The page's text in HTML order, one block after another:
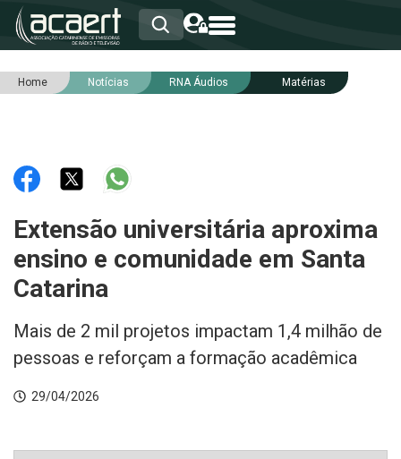
HOME
RNA
NOTÍCIAS
INTEGRIDADE
Home Notícias RNA Áudios Matérias
Extensão universitária aproxima
ensino e comunidade em Santa
Catarina
Mais de 2 mil projetos impactam 1,4 milhão de
pessoas e reforçam a formação acadêmica
29/04/2026